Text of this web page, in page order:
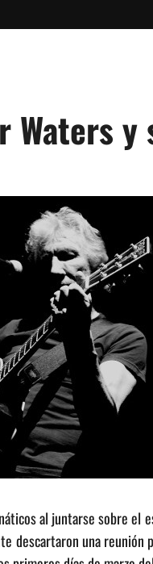
Waters y
al juntarse sobre el
descartaron una reunión